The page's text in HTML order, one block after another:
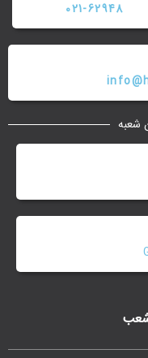
021-62948
شعبه